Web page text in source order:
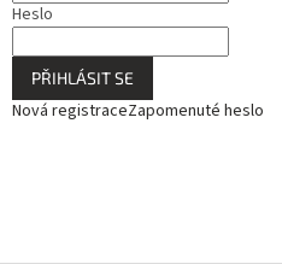
Heslo
PŘIHLÁSIT SE
Nová registraceZapomenuté heslo